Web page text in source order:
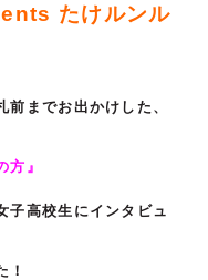
たけルンル
までお出かけした、
方』
子高校生にインタビュ
！